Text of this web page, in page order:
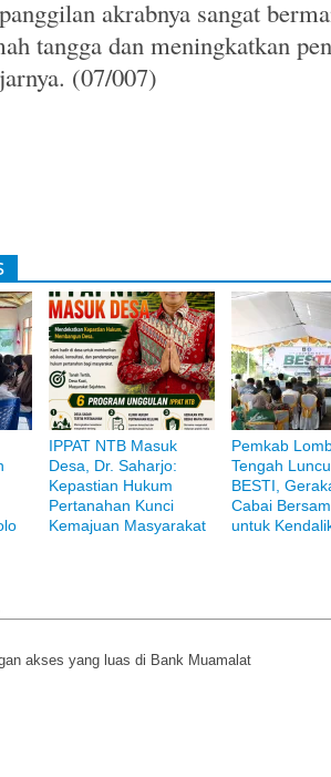
akrabnya sangat
tangga dan meningkatkan
(07/007)
IPPAT NTB Masuk
Desa, Dr. Saharjo:
Kepastian Hukum
Pertanahan Kunci
Kemajuan Masyarakat
Pemkab
Tengah
BESTI,
Cabai
untuk
akses yang luas di Bank Muamalat